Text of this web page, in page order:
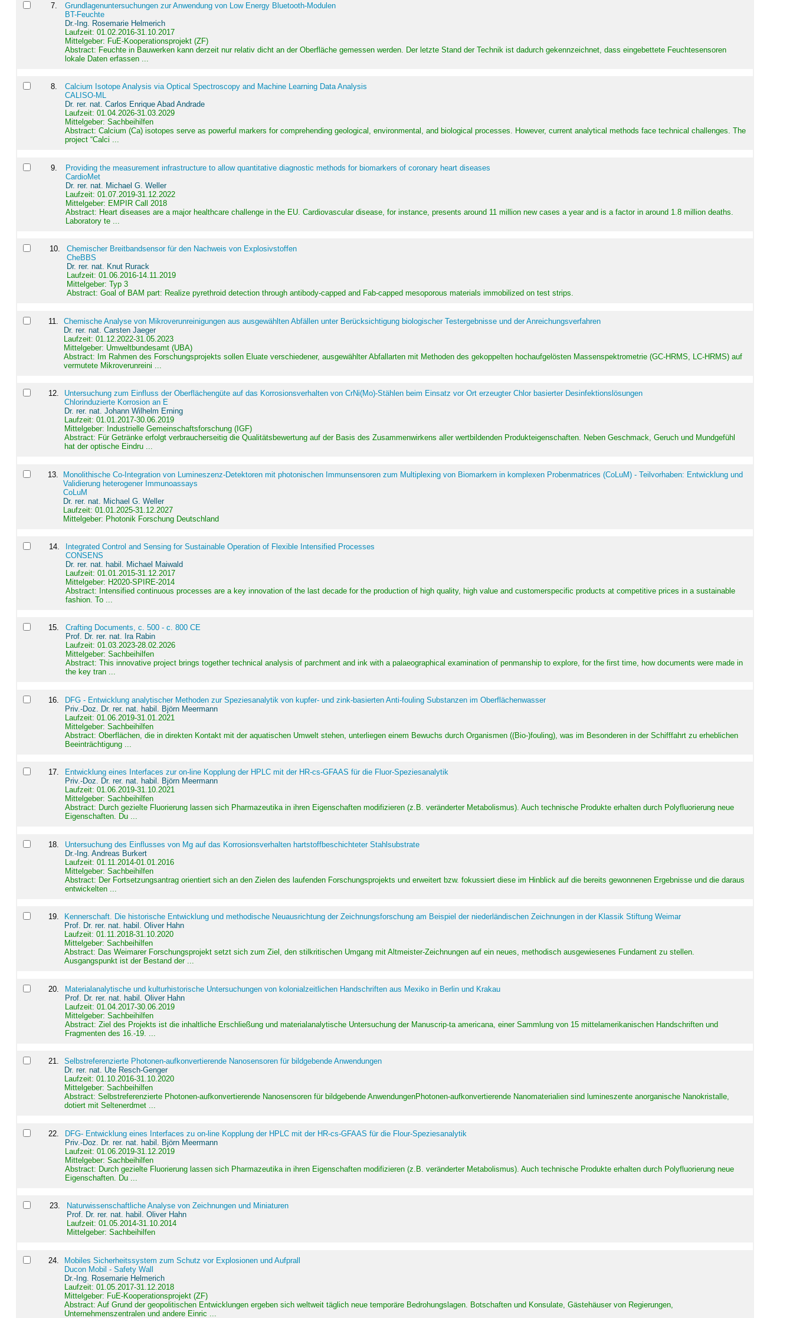
7.
Grundlagenuntersuchungen zur Anwendung von Low Energy Bluetooth-Modulen
BT-Feuchte
Dr.-Ing. Rosemarie Helmerich
Laufzeit: 01.02.2016-31.10.2017
Mittelgeber: FuE-Kooperationsprojekt (ZF)
Abstract: Feuchte in Bauwerken kann derzeit nur relativ dicht an der Oberfläche gemessen werden. Der letzte Stand der Technik ist dadurch gekennzeichnet, dass eingebettete Feuchtesensoren
lokale Daten erfassen ...
8.
Calcium Isotope Analysis via Optical Spectroscopy and Machine Learning Data Analysis
CALISO-ML
Dr. rer. nat. Carlos Enrique Abad Andrade
Laufzeit: 01.04.2026-31.03.2029
Mittelgeber: Sachbeihilfen
Abstract:Calcium (Ca) isotopes serve as powerful markers for comprehending geological, environmental, and biological processes. However, current analytical methods face technical challenges. The
project “Calci ...
9
Providing the measurement infrastructure to allow quantitative diagnostic methods for biomarkers of coronary heart diseases
CardioMet
Dr. rer. nat. Michael G. Weller
Laufzeit: 01.07.2019-31.12.2022
Mittelgeber: EMPIR Call 2018
Abstract: Heart diseases are a major healthcare challenge in the EU. Cardiovascular disease, for instance, presents around 11 million new cases a year and is a factor in around 1.8 million deaths.
Laboratory te ...
10.
Chemischer Breitbandsensor für den Nachweis von Explosivstoffen
CheBBS
Dr. rer. nat. Knut Rurack
Laufzeit: 01.06.2016-14.11.2019
Mittelgeber: Typ 3
Abstract:Goal of BAM part: Realize pyrethroid detection through antibody-capped and Fab-capped mesoporous materials immobilized on test strips.
11
Chemische Analyse von Mikroverunreinigungen aus ausgewählten Abfällen unter Berücksichtigung biologischer Testergebnisse und der Anreichungsverfahren
Dr. rer. nat. Carsten Jaeger
Laufzeit: 01.12.2022-31.05.2023
Mittelgeber: Umweltbundesamt (UBA)
Abstract: Im Rahmen des Forschungsprojekts sollen Eluate verschiedener, ausgewählter Abfallarten mit Methoden des gekoppelten hochaufgelösten Massenspektrometrie (GC-HRMS, LC-HRMS) auf
vermutete Mikroverunreini ...
12.
Untersuchung zum Einfluss der Oberflächengüte auf das Korrosionsverhalten von CrNi(Mo)-Stählen beim Einsatz vor Ort erzeugter Chlor basierter Desinfektionslösungen
Chlorinduzierte Korrosion an E
Dr. rer. nat. Johann Wilhelm Erning
Laufzeit: 01.01.2017-30.06.2019
Mittelgeber: Industrielle Gemeinschaftsforschung (IGF)
Abstract: Für Getränke erfolgt verbraucherseitig die Qualitätsbewertung auf der Basis des Zusammenwirkens aller wertbildenden Produkteigenschaften. Neben Geschmack, Geruch und Mundgefühl
hat der optische Eindru ...
13.
Monolithische Co-Integration von Lumineszenz-Detektoren mit photonischen Immunsensoren zum Multiplexing von Biomarkern in komplexen Probenmatrices (CoLuM) - Teilvorhaben: Entwicklung und
Validierung heterogener Immunoassays
CoLuM
Dr. rer. nat. Michael G. Weller
Laufzeit: 01.01.2025-31.12.2027
Mittelgeber: Photonik Forschung Deutschland
14.
Integrated Control and Sensing for Sustainable Operation of Flexible Intensified Processes
CONSENS
Dr. rer. nat. habil. Michael Maiwald
Laufzeit: 01.01.2015-31.12.2017
Mittelgeber: H2020-SPIRE-2014
Abstract: Intensified continuous processes are a key innovation of the last decade for the production of high quality, high value and customerspecific products at competitive prices in a sustainable
fashion. To ...
15.
Crafting Documents, c. 500 - c. 800 CE
Prof. Dr. rer. nat. Ira Rabin
Laufzeit: 01.03.2023-28.02.2026
Mittelgeber: Sachbeihilfen
Abstract: This innovative project brings together technical analysis of parchment and ink with a palaeographical examination of penmanship to explore, for the first time, how documents were made in
the key tran ...
16
DFG - Entwicklung analytischer Methoden zur Speziesanalytik von kupfer- und zink-basierten Anti-fouling Substanzen im Oberflächenwasser
Priv.-Doz. Dr. rer. nat. habil. Björn Meermann
Laufzeit: 01.06.2019-31.01.2021
Mittelgeber: Sachbeihilfen
Abstract:Oberflächen, die in direkten Kontakt mit der aquatischen Umwelt stehen, unterliegen einem Bewuchs durch Organismen ((Bio-)fouling), was im Besonderen in der Schifffahrt zu erheblichen
Beeinträchtigung ...
17.
Entwicklung eines Interfaces zur on-line Kopplung der HPLC mit der HR-cs-GFAAS für die Fluor-Speziesanalytik
Priv.-Doz. Dr. rer. nat. habil. Björn Meermann
Laufzeit: 01.06.2019-31.10.2021
Mittelgeber: Sachbeihilfen
Abstract: Durch gezielte Fluorierung lassen sich Pharmazeutika in ihren Eigenschaften modifizieren (z.B. veränderter Metabolismus). Auch technische Produkte erhalten durch Polyfluorierung neue
Eigenschaften. Du ...
18
Untersuchung des Einflusses von Mg auf das Korrosionsverhalten hartstoffbeschichteter Stahlsubstrate
Dr.-Ing. Andreas Burkert
Laufzeit: 01.11.2014-01.01.2016
Mittelgeber: Sachbeihilfen
Abstract: Der Fortsetzungsantrag orientiert sich an den Zielen des laufenden Forschungsprojekts und erweitert bzw. fokussiert diese im Hinblick auf die bereits gewonnenen Ergebnisse und die daraus
entwickelten ...
19.
Kennerschaft. Die historische Entwicklung und methodische Neuausrichtung der Zeichnungsforschung am Beispiel der niederländischen Zeichnungen in der Klassik Stiftung Weimar
Prof. Dr. rer. nat. habil. Oliver Hahn
Laufzeit: 01.11.2018-31.10.2020
Mittelgeber: Sachbeihilfen
Abstract: Das Weimarer Forschungsprojekt setzt sich zum Ziel, den stilkritischen Umgang mit Altmeister-Zeichnungen auf ein neues, methodisch ausgewiesenes Fundament zu stellen.
Ausgangspunkt ist der Bestand der ...
20
Materialanalytische und kulturhistorische Untersuchungen von kolonialzeitlichen Handschriften aus Mexiko in Berlin und Krakau
Prof. Dr. rer. nat. habil. Oliver Hahn
Laufzeit: 01.04.2017-30.06.2019
Mittelgeber: Sachbeihilfen
Abstract: Ziel des Projekts ist die inhaltliche Erschließung und materialanalytische Untersuchung der Manuscrip-ta americana, einer Sammlung von 15 mittelamerikanischen Handschriften und
Fragmenten des 16.-19. ...
21.
Selbstreferenzierte Photonen-aufkonvertierende Nanosensoren für bildgebende Anwendungen
Dr. rer. nat. Ute Resch-Genger
Laufzeit: 01.10.2016-31.10.2020
Mittelgeber: Sachbeihilfen
Abstract:Selbstreferenzierte Photonen-aufkonvertierende Nanosensoren für bildgebende AnwendungenPhotonen-aufkonvertierende Nanomaterialien sind lumineszente anorganische Nanokristalle,
dotiert mit Seltenerdmet ...
22
DFG- Entwicklung eines Interfaces zu on-line Kopplung der HPLC mit der HR-cs-GFAAS für die Flour-Speziesanalytik
Priv.-Doz. Dr. rer. nat. habil. Björn Meermann
Laufzeit: 01.06.2019-31.12.2019
Mittelgeber: Sachbeihilfen
Abstract: Durch gezielte Fluorierung lassen sich Pharmazeutika in ihren Eigenschaften modifizieren (z.B. veränderter Metabolismus). Auch technische Produkte erhalten durch Polyfluorierung neue
Eigenschaften. Du ...
23.
Naturwissenschaftliche Analyse von Zeichnungen und Miniaturen
Prof. Dr. rer. nat. habil. Oliver Hahn
Laufzeit: 01.05.2014-31.10.2014
Mittelgeber: Sachbeihilfen
24.
Mobiles Sicherheitssystem zum Schutz vor Explosionen und Aufprall
Ducon Mobil - Safety Wall
Dr.-Ing. Rosemarie Helmerich
Laufzeit: 01.05.2017-31.12.2018
Mittelgeber: FuE-Kooperationsprojekt (ZF)
Abstract:Auf Grund der geopolitischen Entwicklungen ergeben sich weltweit täglich neue temporäre Bedrohungslagen. Botschaften und Konsulate, Gästehäuser von Regierungen,
Unternehmenszentralen und andere Einric ...